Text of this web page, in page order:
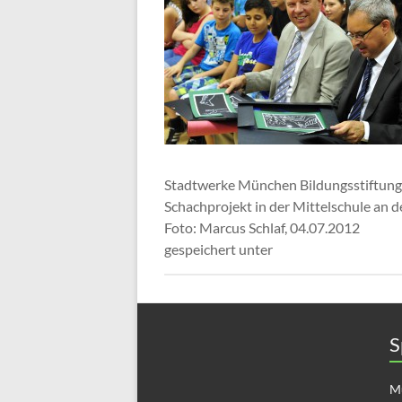
Stadtwerke München Bildungsstiftung
Schachprojekt in der Mittelschule an
Foto: Marcus Schlaf, 04.07.2012
gespeichert unter